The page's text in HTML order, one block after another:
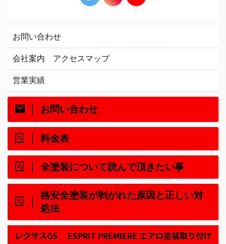
お問い合わせ
会社案内 アクセスマップ
営業実績
お問い合わせ
料金表
全塗装について読んで頂きたい事
格安全塗装が剥がれた原因と正しい対
処法
レクサスGS ESPRIT PREMIERE エアロ塗装取り付け